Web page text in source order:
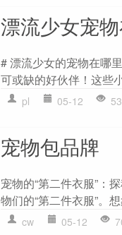
漂流少女宠
# 漂流少女的宠物在哪
可或缺的好伙伴！这些
pl 05-12
宠物包品牌
宠物的“第二件衣服”：
物们的“第二件衣服”。
cw 05-12